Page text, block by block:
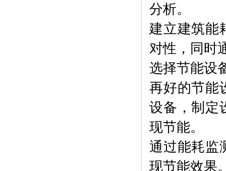
分析。
建立建筑能
对性，同时
选择节能设
再好的节能
设备，制定
现节能。
通过能耗监
现节能效果